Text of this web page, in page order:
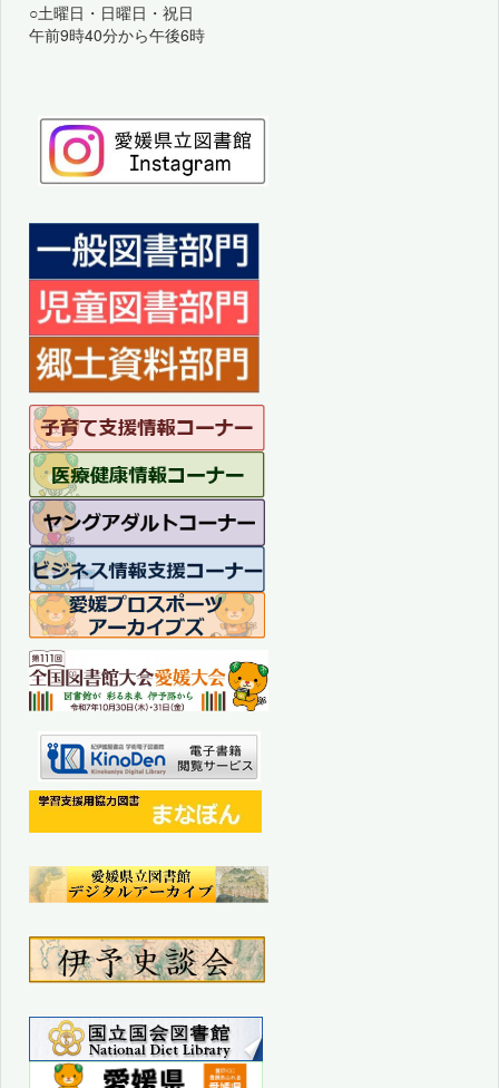
○土曜日・日曜日・祝日
午前9時40分から午後6時